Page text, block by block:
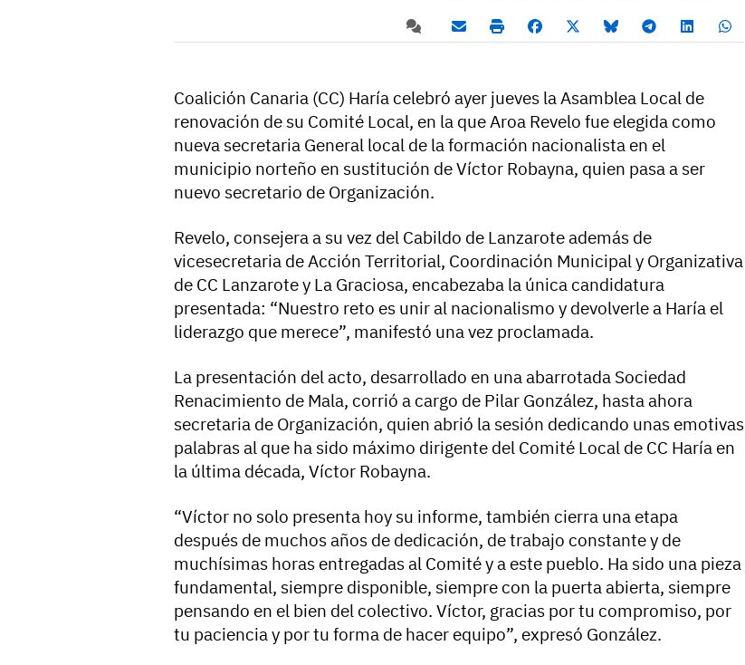
Coalición Canaria (CC) Haría celebró ayer jueves la Asamblea Local de
renovación de su Comité Local, en la que Aroa Revelo fue elegida como
nueva secretaria General local de la formación nacionalista en el
municipio norteño en sustitución de Víctor Robayna, quien pasa a ser
nuevo secretario de Organización.
Revelo, consejera a su vez del Cabildo de Lanzarote además de
vicesecretaria de Acción Territorial, Coordinación Municipal y Organizativa
de CC Lanzarote y La Graciosa, encabezaba la única candidatura
presentada: “Nuestro reto es unir al nacionalismo y devolverle a Haría el
liderazgo que merece”, manifestó una vez proclamada.
La presentación del acto, desarrollado en una abarrotada Sociedad
Renacimiento de Mala, corrió a cargo de Pilar González, hasta ahora
secretaria de Organización, quien abrió la sesión dedicando unas emotivas
palabras al que ha sido máximo dirigente del Comité Local de CC Haría en
la última década, Víctor Robayna.
“Víctor no solo presenta hoy su informe, también cierra una etapa
después de muchos años de dedicación, de trabajo constante y de
muchísimas horas entregadas al Comité y a este pueblo. Ha sido una pieza
fundamental, siempre disponible, siempre con la puerta abierta, siempre
pensando en el bien del colectivo. Víctor, gracias por tu compromiso, por
tu paciencia y por tu forma de hacer equipo”, expresó González.